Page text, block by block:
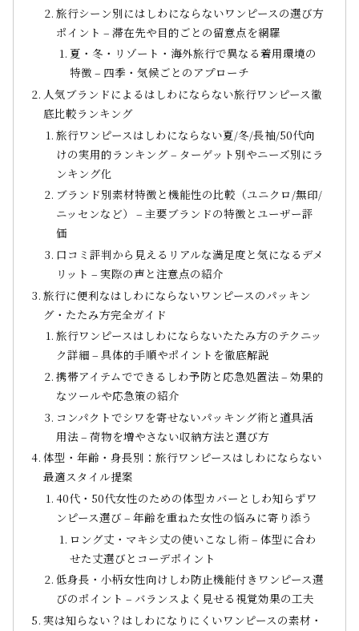
旅行シーン別にはしわにならないワンピースの選び方
ポイント – 滞在先や目的ごとの留意点を網羅
夏・冬・リゾート・海外旅行で異なる着用環境の
特徴 – 四季・気候ごとのアプローチ
人気ブランドによるはしわにならない旅行ワンピース徹
底比較ランキング
旅行ワンピースはしわにならない夏/冬/長袖/50代向
けの実用的ランキング – ターゲット別やニーズ別にラ
ンキング化
ブランド別素材特徴と機能性の比較（ユニクロ/無印/
ニッセンなど） – 主要ブランドの特徴とユーザー評
価
口コミ評判から見えるリアルな満足度と気になるデメ
リット – 実際の声と注意点の紹介
旅行に便利なはしわにならないワンピースのパッキン
グ・たたみ方完全ガイド
旅行ワンピースはしわにならないたたみ方のテクニッ
ク詳細 – 具体的手順やポイントを徹底解説
携帯アイテムでできるしわ予防と応急処置法 – 効果的
なツールや応急策の紹介
コンパクトでシワを寄せないパッキング術と道具活
用法 – 荷物を増やさない収納方法と選び方
体型・年齢・身長別：旅行ワンピースはしわにならない
最適スタイル提案
40代・50代女性のための体型カバーとしわ知らずワ
ンピース選び – 年齢を重ねた女性の悩みに寄り添う
ロング丈・マキシ丈の使いこなし術 – 体型に合わ
せた丈選びとコーデポイント
低身長・小柄女性向けしわ防止機能付きワンピース選
びのポイント – バランスよく見せる視覚効果の工夫
実は知らない？はしわになりにくいワンピースの素材・